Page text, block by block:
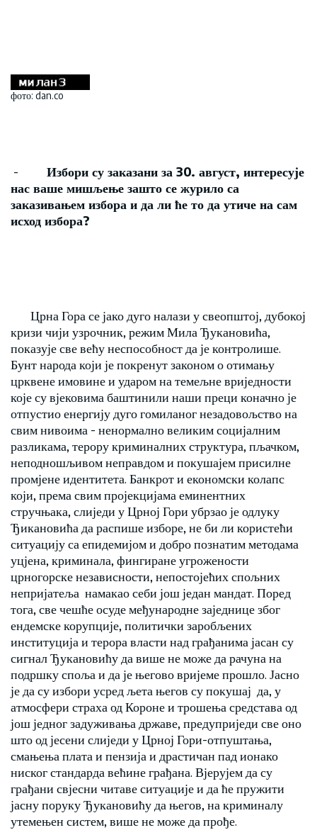
фото: dan.co
- Избори су заказани за 30. август, интересује
нас ваше мишљење зашто се журило са
заказивањем избора и да ли ће то да утиче на сам
исход избора?
Црна Гора се јако дуго налази у свеопштој, дубокој
кризи чији узрочник, режим Мила Ђукановића,
показује све већу неспособност да је контролише.
Бунт народа који је покренут законом о отимању
црквене имовине и ударом на темељне вриједности
које су вјековима баштинили наши преци коначно је
отпустио енергију дуго гомиланог незадовољство на
свим нивоима - ненормално великим социјалним
разликама, терору криминалних структура, пљачком,
неподношљивом неправдом и покушајем присилне
промјене идентитета. Банкрот и економски колапс
који, према свим пројекцијама еминентних
стручњака, слиједи у Црној Гори убрзао је одлуку
Ђикановића да распише изборе, не би ли користећи
ситуацију са епидемијом и добро познатим методама
уцјена, криминала, фингиране угрожености
црногорске независности, непостојећих спољних
непријатеља намакао себи још један мандат. Поред
тога, све чешће осуде међународне заједнице због
ендемске корупције, политички заробљених
институција и терора власти над грађанима јасан су
сигнал Ђукановићу да више не може да рачуна на
подршку споља и да је његово вријеме прошло. Јасно
је да су избори усред љета његов су покушај да, у
атмосфери страха од Короне и трошења средстава од
још једног задуживања државе, предуприједи све оно
што од јесени слиједи у Црној Гори-отпуштања,
смањења плата и пензија и драстичан пад ионако
ниског стандарда већине грађана. Вјерујем да су
грађани свјесни читаве ситуације и да ће пружити
јасну поруку Ђукановићу да његов, на криминалу
утемењен систем, више не може да прође.